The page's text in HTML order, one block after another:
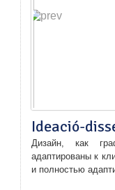
Ideació-
Дизайн, как
адаптированы к
и полностью